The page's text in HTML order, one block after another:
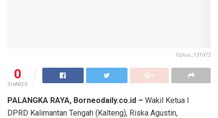
Oplus_131072
0
SHARES
PALANGKA RAYA, Borneodaily.co.id – Wakil Ketua I
DPRD Kalimantan Tengah (Kalteng), Riska Agustin,